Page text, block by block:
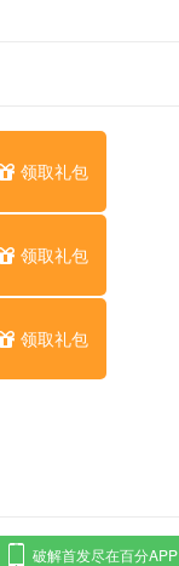
领取礼包
领取礼包
领取礼包
破解首发尽在百分APP